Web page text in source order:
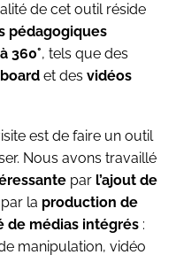
de cet outil réside
pédagogiques
360°, tels que des
et des vidéos
est de faire un outil
Nous avons travaillé
par l’ajout de
la production de
de médias intégrés :
manipulation, vidéo